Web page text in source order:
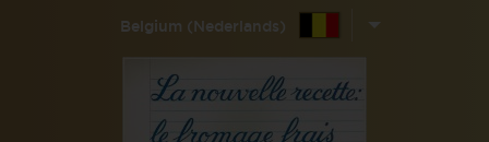
Belgium (Nederlands)